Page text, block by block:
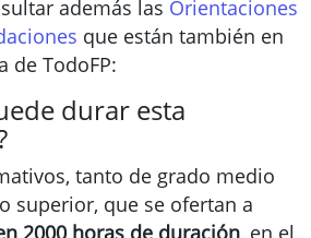
además las Orientaciones
que están también en
de TodoFP:
durar esta
tanto de grado medio
superior, que se ofertan a
2000 horas de duración, en el